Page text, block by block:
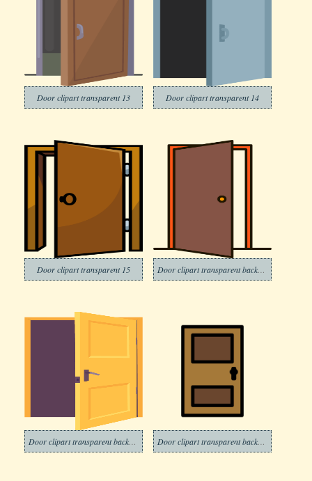
Door clipart transparent 13 Door clipart transparent 14
Door clipart transparent 15